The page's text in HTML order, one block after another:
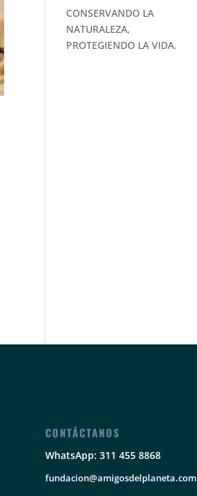
CONSERVANDO LA
NATURALEZA,
PROTEGIENDO LA VIDA.
CONTÁCTANOS
WhatsApp: 311 455 8868
fundacion@amigosdelplaneta.com